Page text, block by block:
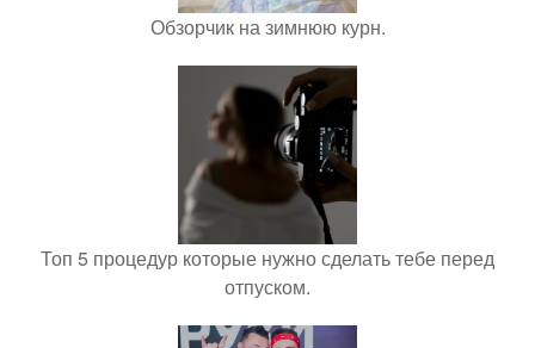
Обзорчик на зимнюю курн.
Топ 5 процедур которые нужно сделать тебе перед
отпуском.